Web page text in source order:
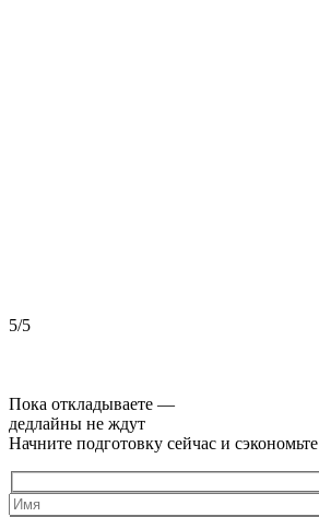
5/5
Пока откладываете —
дедлайны не ждут
Начните подготовку сейчас и сэкономьте